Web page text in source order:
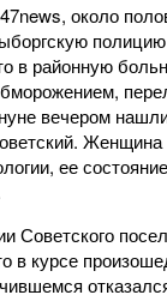
около
в районную
вечером
ее
Советского
в курсе